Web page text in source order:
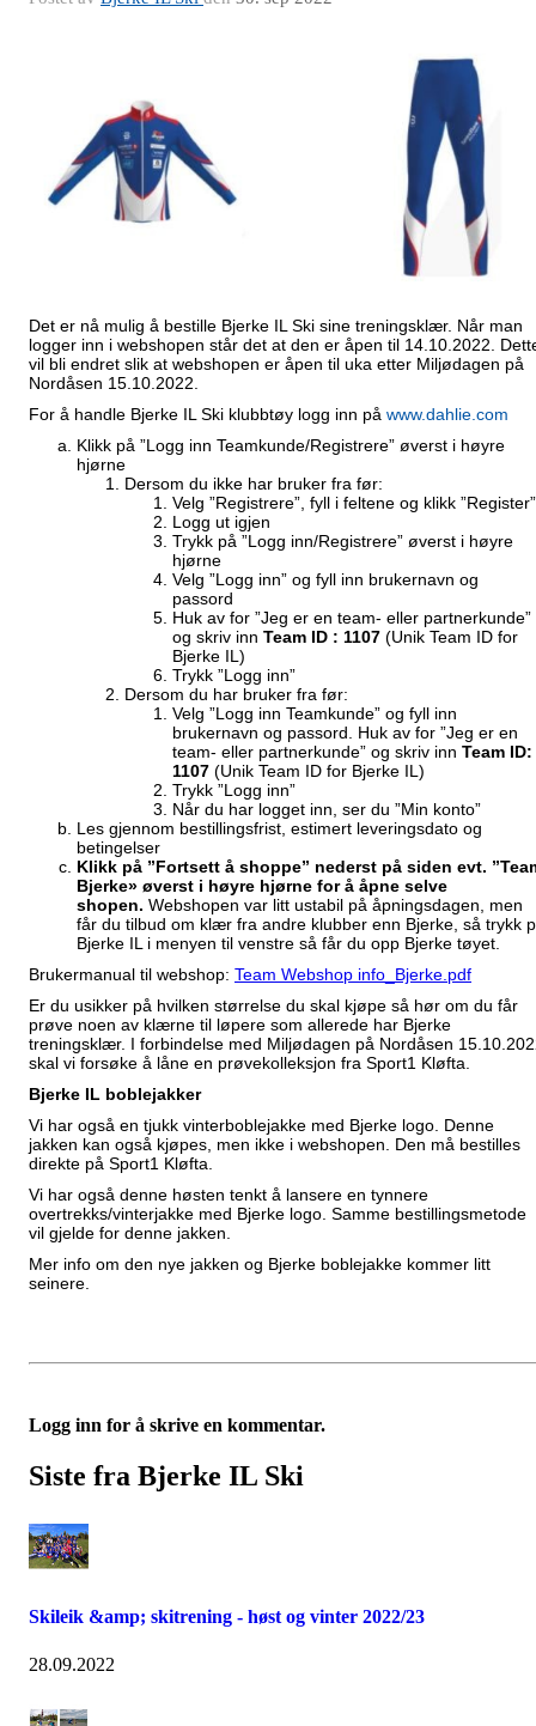
Det er nå mulig å bestille Bjerke IL Ski sine treningsklær. Når man
logger inn i webshopen står det at den er åpen til 14.10.2022.
vil bli endret slik at webshopen er åpen til uka etter Miljødagen på
Nordåsen 15.10.2022.
For å handle Bjerke IL Ski klubbtøy logg inn på www.dahlie.com
Klikk på ”Logg inn Teamkunde/Registrere” øverst i høyre
hjørne
Dersom du ikke har bruker fra før:
Velg ”Registrere”, fyll i feltene og klikk ”Register”
Logg ut igjen
Trykk på ”Logg inn/Registrere” øverst i høyre
hjørne
Velg ”Logg inn” og fyll inn brukernavn og
passord
Huk av for ”Jeg er en team- eller partnerkunde”
og skriv inn Team ID : 1107 (Unik Team ID for
Bjerke IL)
Trykk ”Logg inn”
Dersom du har bruker fra før:
Velg ”Logg inn Teamkunde” og fyll inn
brukernavn og passord. Huk av for ”Jeg er en
team- eller partnerkunde” og skriv inn Team ID:
1107 (Unik Team ID for Bjerke IL)
Trykk ”Logg inn”
Når du har logget inn, ser du ”Min konto”
Les gjennom bestillingsfrist, estimert leveringsdato og
betingelser
Klikk på ”Fortsett å shoppe” nederst på siden evt.
Bjerke» øverst i høyre hjørne for å åpne selve
shopen. Webshopen var litt ustabil på åpningsdagen, men
får du tilbud om klær fra andre klubber enn Bjerke, så trykk
Bjerke IL i menyen til venstre så får du opp Bjerke tøyet.
Brukermanual til webshop: Team Webshop info_Bjerke.pdf
Er du usikker på hvilken størrelse du skal kjøpe så hør om du får
prøve noen av klærne til løpere som allerede har Bjerke
treningsklær. I forbindelse med Miljødagen på Nordåsen
skal vi forsøke å låne en prøvekolleksjon fra Sport1 Kløfta.
Bjerke IL boblejakker
Vi har også en tjukk vinterboblejakke med Bjerke logo. Denne
jakken kan også kjøpes, men ikke i webshopen. Den må bestilles
direkte på Sport1 Kløfta.
Vi har også denne høsten tenkt å lansere en tynnere
overtrekks/vinterjakke med Bjerke logo. Samme bestillingsmetode
vil gjelde for denne jakken.
Mer info om den nye jakken og Bjerke boblejakke kommer litt
seinere.
Logg inn for å skrive en kommentar.
Siste fra Bjerke IL Ski
Skileik &amp; skitrening - høst og vinter 2022/23
28.09.2022